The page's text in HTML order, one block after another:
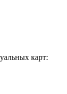
карт: